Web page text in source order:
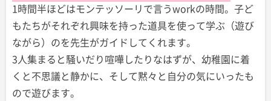
1時間半ほどはモンテッソーリで言うworkの時間。子ど
もたちがそれぞれ興味を持った道具を使って学ぶ（遊び
ながら）のを先生がガイドしてくれます。
3人集まると騒いだり喧嘩したりなはずが、幼稚園に着
くと不思議と静かに、そして黙々と自分の気にいったも
ので遊びます。